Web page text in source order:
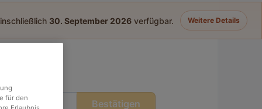
30. September 2026 verfügbar. Weitere Details
Bestätigen
für den